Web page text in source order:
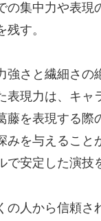
の集中力や表
す。
強さと繊細さ
表現力は、キ
藤を表現する
みを与えるこ
安定した演技
人から信頼さ